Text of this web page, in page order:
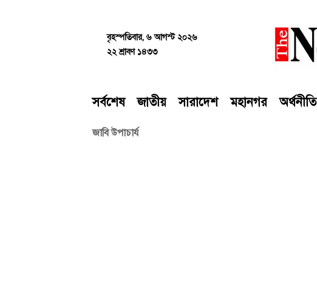
contentবৃহস্পতিবার, ৬ আগস্ট ২০২৬
২২ শ্রাবণ ১৪৩৩
সর্বশেষ জাতীয় সারাদেশ মহানগর অর্থনীতি
জাবি উপাচার্য